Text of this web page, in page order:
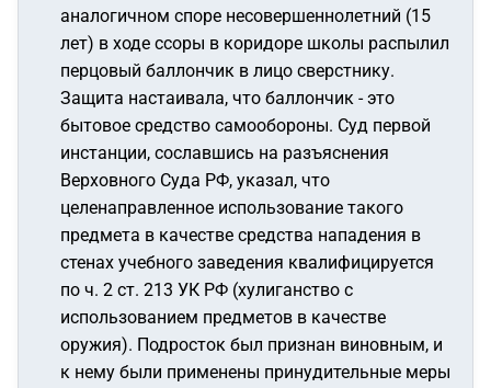
аналогичном споре несовершеннолетний (15
лет) в ходе ссоры в коридоре школы распылил
перцовый баллончик в лицо сверстнику.
Защита настаивала, что баллончик - это
бытовое средство самообороны. Суд первой
инстанции, сославшись на разъяснения
Верховного Суда РФ, указал, что
целенаправленное использование такого
предмета в качестве средства нападения в
стенах учебного заведения квалифицируется
по ч. 2 ст. 213 УК РФ (хулиганство с
использованием предметов в качестве
оружия). Подросток был признан виновным, и
к нему были применены принудительные меры